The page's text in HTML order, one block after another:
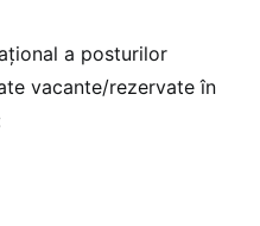
a posturilor
vacante/rezervate în